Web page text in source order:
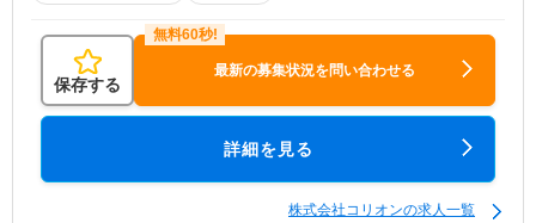
保存する
最新の募集状況を問い合わせる
詳細を見る
株式会社コリオンの求人一覧